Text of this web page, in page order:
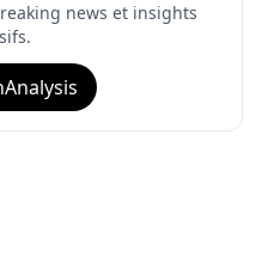
news et insights